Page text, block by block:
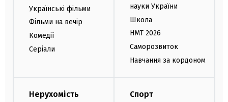
Українські фільми
Фільми на вечір
Комедії
Серіали
науки України
Школа
НМТ 2026
Саморозвиток
Навчання за кордоном
Нерухомість Спорт